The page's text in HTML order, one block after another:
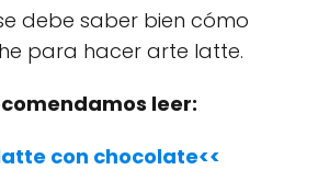
debe saber bien cómo
para hacer arte latte.
leer:
con chocolate<<